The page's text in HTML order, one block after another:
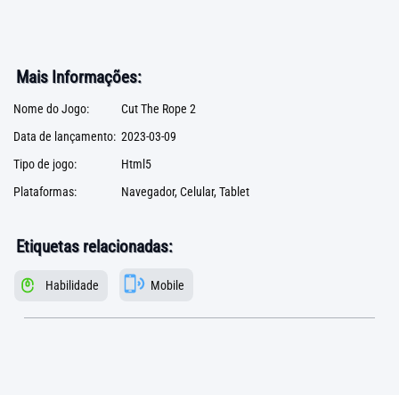
Mais Informações:
Nome do Jogo:
Cut The Rope 2
Data de lançamento: 2023-03-09
Tipo de jogo:
Html5
Plataformas:
Navegador, Celular, Tablet
Etiquetas relacionadas:
Habilidade Mobile